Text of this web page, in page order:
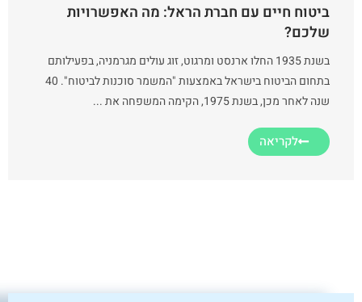
ביטוח חיים עם חברת הראל: מה האפשרויות
שלכם?
בשנת 1935 החלו ארנסט ומרגוט, זוג עולים מגרמניה, בפעילותם
בתחום הביטוח בישראל באמצעות "המשמר סוכנות לביטוח". 40
שנה לאחר מכן, בשנת 1975, הקימה המשפחה את ...
לקריאה